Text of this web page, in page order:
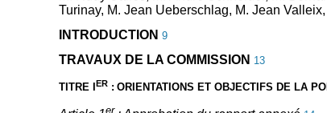
Turinay, M. Jean Ueberschlag, M. Jean Valleix,
INTRODUCTION 9
TRAVAUX DE LA COMMISSION 13
TITRE I ER: ORIENTATIONS ET OBJECTIFS DE LA
er